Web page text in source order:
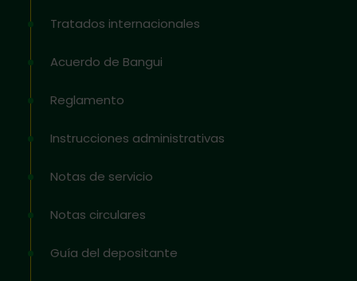
Tratados internacionales
Acuerdo de Bangui
Reglamento
Instrucciones administrativas
Notas de servicio
Notas circulares
Guía del depositante